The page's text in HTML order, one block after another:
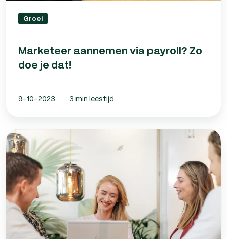
Groei
Marketeer aannemen via payroll? Zo
doe je dat!
9-10-2023 3 min leestijd
Personeel
aannemen
als
start-
up?
Onze
5
handige
tips!